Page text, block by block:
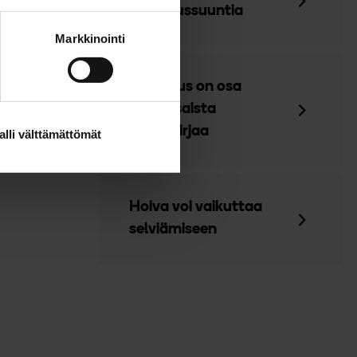
Markkinointi
välttämättömät
tutkimussuuntia
Tutkimus on osa
kolmiosaista
väitöskirjaa
Hoiva voi vaikuttaa
selviämiseen